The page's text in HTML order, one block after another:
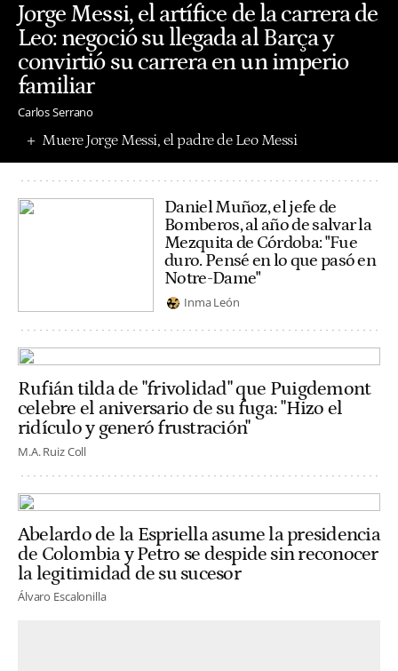
Jorge Messi, el artífice de la carrera de
Leo: negoció su llegada al Barça y
convirtió su carrera en un imperio
familiar
Carlos Serrano
Muere Jorge Messi, el padre de Leo Messi
Daniel Muñoz, el jefe de
Bomberos, al año de salvar la
Mezquita de Córdoba: "Fue
duro. Pensé en lo que pasó en
Notre-Dame"
Inma León
Rufián tilda de "frivolidad" que Puigdemont
celebre el aniversario de su fuga: "Hizo el
ridículo y generó frustración"
M.A. Ruiz Coll
Abelardo de la Espriella asume la presidencia
de Colombia y Petro se despide sin reconocer
la legitimidad de su sucesor
Álvaro Escalonilla